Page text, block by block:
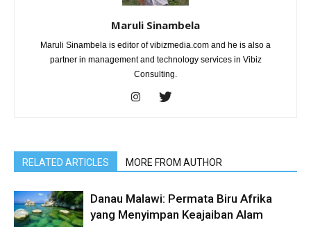
Maruli Sinambela
Maruli Sinambela is editor of vibizmedia.com and he is also a
partner in management and technology services in Vibiz
Consulting.
RELATED ARTICLES MORE FROM AUTHOR
Danau Malawi: Permata Biru Afrika
yang Menyimpan Keajaiban Alam